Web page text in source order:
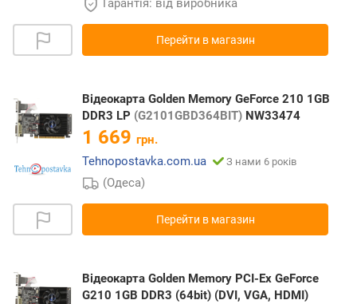
Гарантія: від виробника
Перейти в магазин
Відеокарта Golden Memory GeForce 210 1GB
DDR3 LP (G2101GBD364BIT) NW33474
1 669 грн.
Tehnopostavka.com.ua
З нами 6 років
(Одеса)
Перейти в магазин
Відеокарта Golden Memory PCI-Ex GeForce
G210 1GB DDR3 (64bit) (DVI, VGA, HDMI)